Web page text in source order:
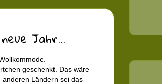
Jahr...
geschenkt. Das wäre
Ländern sei das